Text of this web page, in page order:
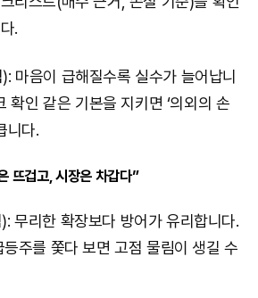
.
마음이 급해질수록 실수가 늘어납니
확인 같은 기본을 지키면 ‘의외의 손
니다.
뜨겁고, 시장은 차갑다”
무리한 확장보다 방어가 유리합니다.
주를 쫓다 보면 고점 물림이 생길 수